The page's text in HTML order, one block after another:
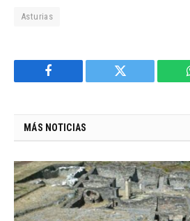
Asturias
Facebook Twitter
MÁS NOTICIAS